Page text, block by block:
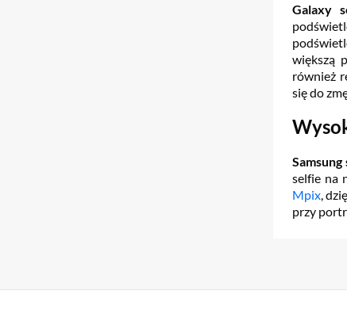
Galaxy
większą
również
się do
selfie na
Mpix ,
przy